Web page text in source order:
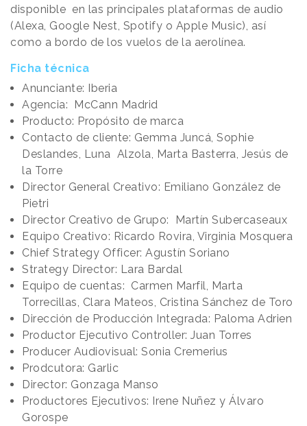
disponible en las principales plataformas de audio
(Alexa, Google Nest, Spotify o Apple Music), así
como a bordo de los vuelos de la aerolínea.
Ficha técnica
Anunciante: Iberia
Agencia: McCann Madrid
Producto: Propósito de marca
Contacto de cliente: Gemma Juncá, Sophie
Deslandes, Luna Alzola, Marta Basterra, Jesús de
la Torre
Director General Creativo: Emiliano González de
Pietri
Director Creativo de Grupo: Martín Subercaseaux
Equipo Creativo: Ricardo Rovira, Virginia Mosquera
Chief Strategy Officer: Agustín Soriano
Strategy Director: Lara Bardal
Equipo de cuentas: Carmen Marfil, Marta
Torrecillas, Clara Mateos, Cristina Sánchez de Toro
Dirección de Producción Integrada: Paloma Adrien
Productor Ejecutivo Controller: Juan Torres
Producer Audiovisual: Sonia Cremerius
Prodcutora: Garlic
Director: Gonzaga Manso
Productores Ejecutivos: Irene Nuñez y Álvaro
Gorospe